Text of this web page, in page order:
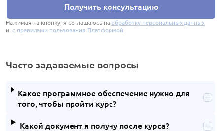
Получить консультацию
Нажимая на кнопку, я соглашаюсь наобработку персональных данных
и с правилами пользования Платформой
Часто задаваемые вопросы
Какое программное обеспечение нужно для
того, чтобы пройти курс?
Какой документ я получу после курса?